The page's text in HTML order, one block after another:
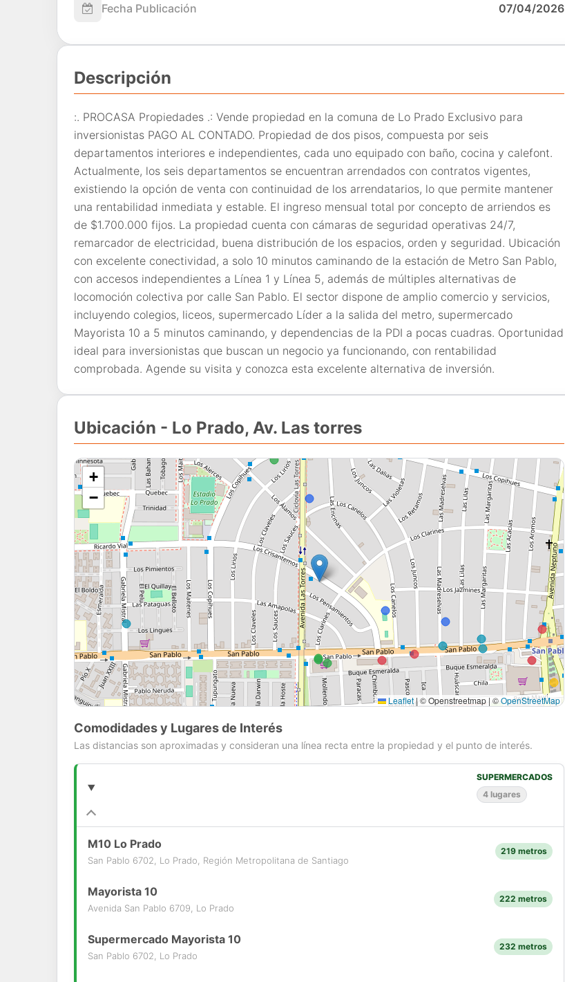
Fecha Publicación 07/04/2026
Descripción
:. PROCASA Propiedades .: Vende propiedad en la comuna de Lo Prado Exclusivo para
inversionistas PAGO AL CONTADO. Propiedad de dos pisos, compuesta por seis
departamentos interiores e independientes, cada uno equipado con baño, cocina y calefont.
Actualmente, los seis departamentos se encuentran arrendados con contratos vigentes,
existiendo la opción de venta con continuidad de los arrendatarios, lo que permite mantener
una rentabilidad inmediata y estable. El ingreso mensual total por concepto de arriendos es
de $1.700.000 fijos. La propiedad cuenta con cámaras de seguridad operativas 24/7,
remarcador de electricidad, buena distribución de los espacios, orden y seguridad. Ubicación
con excelente conectividad, a solo 10 minutos caminando de la estación de Metro San Pablo,
con accesos independientes a Línea 1 y Línea 5, además de múltiples alternativas de
locomoción colectiva por calle San Pablo. El sector dispone de amplio comercio y servicios,
incluyendo colegios, liceos, supermercado Líder a la salida del metro, supermercado
Mayorista 10 a 5 minutos caminando, y dependencias de la PDI a pocas cuadras. Oportunidad
ideal para inversionistas que buscan un negocio ya funcionando, con rentabilidad
comprobada. Agende su visita y conozca esta excelente alternativa de inversión.
Ubicación - Lo Prado, Av. Las torres
+
−
Leaflet|© Openstreetmap | ©OpenStreetMap
Comodidades y Lugares de Interés
Las distancias son aproximadas y consideran una línea recta entre la propiedad y el punto de interés.
SUPERMERCADOS
4 lugares
M10 Lo Prado
San Pablo 6702, Lo Prado, Región Metropolitana de Santiago
219 metros
Mayorista 10
Avenida San Pablo 6709, Lo Prado
222 metros
Supermercado Mayorista 10
San Pablo 6702, Lo Prado
232 metros